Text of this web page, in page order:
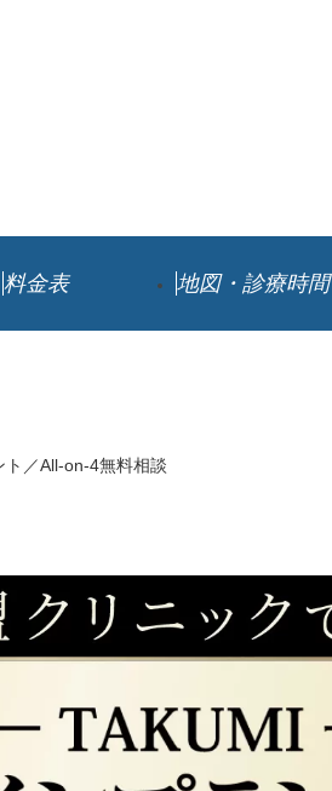
料金表 地図・診療時間